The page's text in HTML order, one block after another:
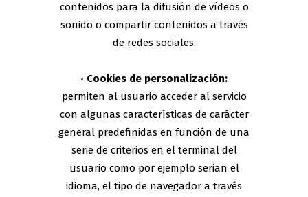
contenidos para la difusión de vídeos o
sonido o compartir contenidos a través
de redes sociales.
• Cookies de personalización:
permiten al usuario acceder al servicio
con algunas características de carácter
general predefinidas en función de una
serie de criterios en el terminal del
usuario como por ejemplo serian el
idioma, el tipo de navegador a través